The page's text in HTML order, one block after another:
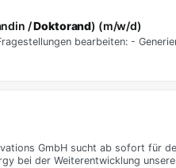
/Doktorand) (m/w/d)
bearbeiten: -
GmbH sucht ab sofort für
bei der Weiterentwicklung